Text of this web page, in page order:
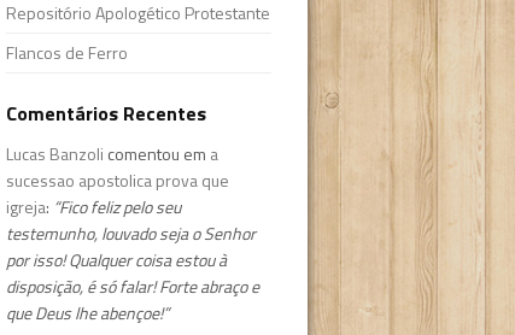
Repositório Apologético Protestante
Flancos de Ferro
Comentários Recentes
Lucas Banzoli comentou em a
sucessao apostolica prova que
igreja: “Fico feliz pelo seu
testemunho, louvado seja o Senhor
por isso! Qualquer coisa estou à
disposição, é só falar! Forte abraço e
que Deus lhe abençoe!”